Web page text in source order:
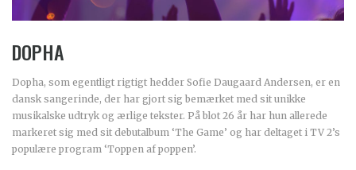
DOPHA
Dopha, som egentligt rigtigt hedder Sofie Daugaard Andersen, er en
dansk sangerinde, der har gjort sig bemærket med sit unikke
musikalske udtryk og ærlige tekster. På blot 26 år har hun allerede
markeret sig med sit debutalbum ‘The Game’ og har deltaget i TV 2’s
populære program ‘Toppen af poppen’.